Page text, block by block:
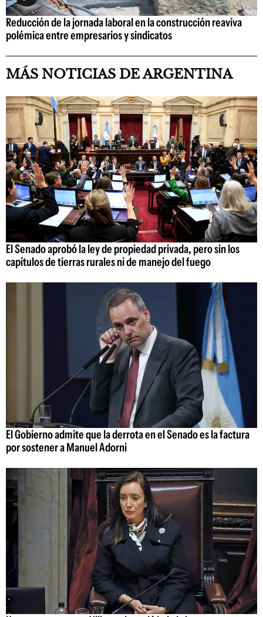
Reducción de la jornada laboral en la construcción reaviva
polémica entre empresarios y sindicatos
MÁS NOTICIAS DE ARGENTINA
El Senado aprobó la ley de propiedad privada, pero sin los
capítulos de tierras rurales ni de manejo del fuego
El Gobierno admite que la derrota en el Senado es la factura
por sostener a Manuel Adorni